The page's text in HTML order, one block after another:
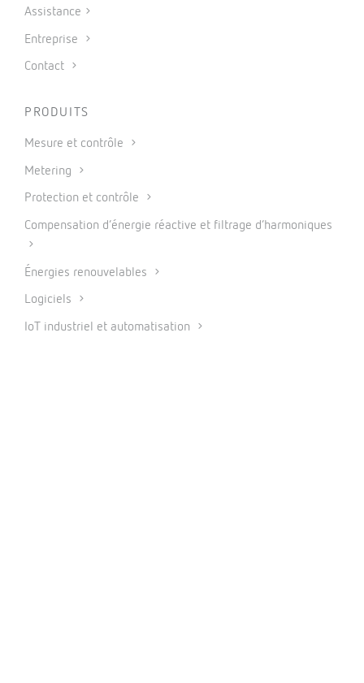
Assistance
Entreprise
Contact
PRODUITS
Mesure et contrôle
Metering
Protection et contrôle
Compensation d’énergie réactive et filtrage d’harmoniques
Énergies renouvelables
Logiciels
IoT industriel et automatisation